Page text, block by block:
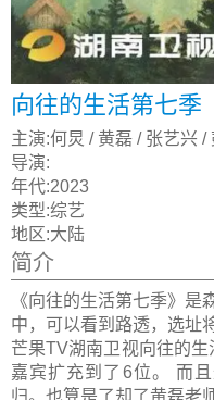
向往的生活第七季
主演:何炅 / 黄磊 / 张艺兴 /
导演:
年代:2023
类型:综艺
地区:大陆
简介
《向往的生活第七季》是
中，可以看到路透，选址
芒果TV湖南卫视向往的
嘉宾扩充到了6位。 而
归。也算是了却了黄磊老